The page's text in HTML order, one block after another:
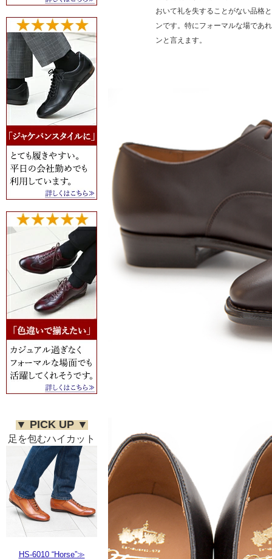
▼ PICK UP ▼
足を包むハイカット
HS-6010 “Horse”≫
おいて礼を失することがない品格
ンです。特にフォーマルな場であ
ンと言えます。